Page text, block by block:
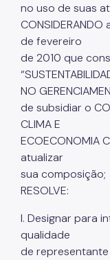
no uso de suas
de fevereiro
de 2010 que
NO
de subsidiar o
CLIMA E
ECOECONOMIA
atualizar
sua composição;
RESOLVE:
I. Designar para
qualidade
de